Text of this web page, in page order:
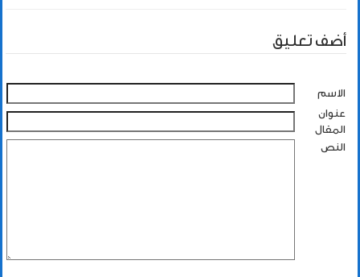
أضف تعليق
الاسم
عنوان
المقال
النص